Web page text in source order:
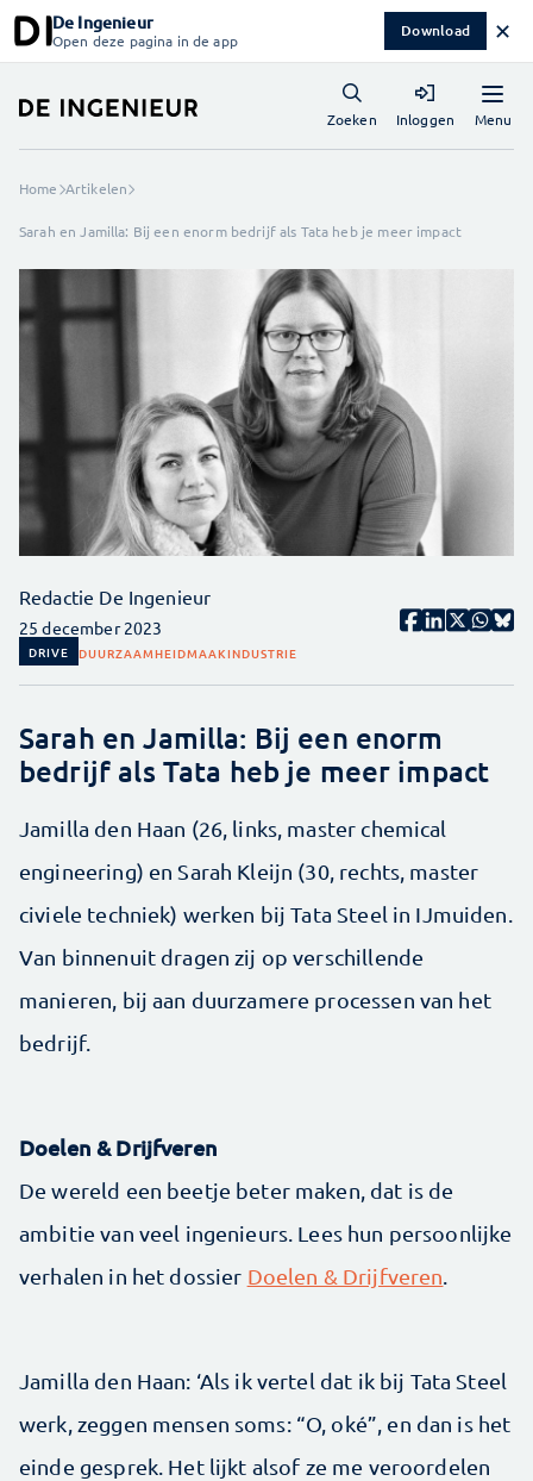
De Ingenieur
Open deze pagina in de app Download ✕
Menu
Zoeken Inloggen
Home Artikelen
Sarah en Jamilla: Bij een enorm bedrijf als Tata heb je meer impact
Redactie De Ingenieur
25 december 2023
DRIVE DUURZAAMHEIDMAAKINDUSTRIE
Sarah en Jamilla: Bij een enorm
bedrijf als Tata heb je meer impact
Jamilla den Haan (26, links, master chemical
engineering) en Sarah Kleijn (30, rechts, master
civiele techniek) werken bij Tata Steel in IJmuiden.
Van binnenuit dragen zij op verschillende
manieren, bij aan duurzamere processen van het
bedrijf.
Doelen & Drijfveren
De wereld een beetje beter maken, dat is de
ambitie van veel ingenieurs. Lees hun persoonlijke
verhalen in het dossier Doelen & Drijfveren.
Jamilla den Haan: ‘Als ik vertel dat ik bij Tata Steel
werk, zeggen mensen soms: “O, oké”, en dan is het
einde gesprek. Het lijkt alsof ze me veroordelen